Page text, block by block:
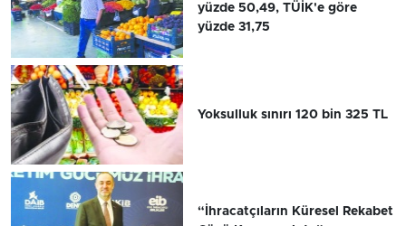
yüzde 50,49, TÜİK'e göre
yüzde 31,75
Yoksulluk sınırı 120 bin 325 TL
“İhracatçıların Küresel Rekabet